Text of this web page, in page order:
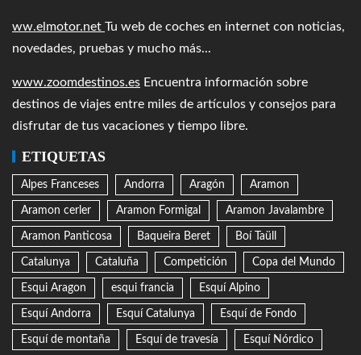
ww.elmotor.net Tu web de coches en internet con noticias,
novedades, pruebas y mucho más...
www.zoomdestinos.es Encuentra información sobre
destinos de viajes entre miles de artículos y consejos para
disfrutar de tus vacaciones y tiempo libre.
ETIQUETAS
Alpes Franceses Andorra Aragón Aramon
Aramon cerler Aramon Formigal Aramon Javalambre
Aramon Panticosa Baqueira Beret Boí Taüll
Catalunya Cataluña Competición Copa del Mundo
Esqui Aragon esqui francia Esquí Alpino
Esquí Andorra Esquí Catalunya Esquí de Fondo
Esquí de montaña Esquí de travesía Esquí Nórdico